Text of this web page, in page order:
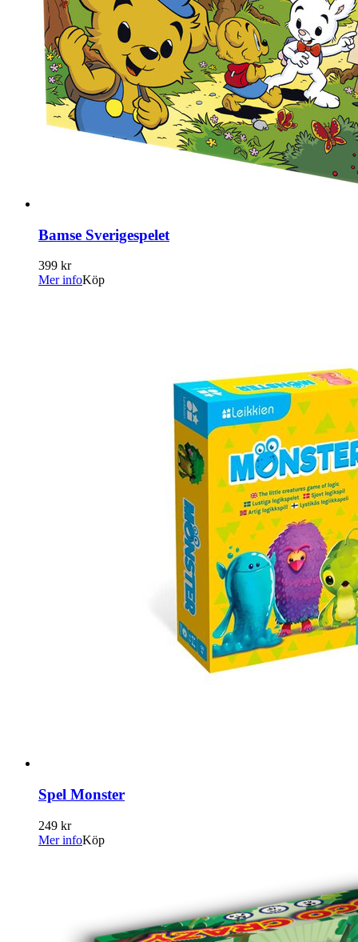
Bamse Sverigespelet
399 kr
Mer infoKöp
Spel Monster
249 kr
Mer infoKöp